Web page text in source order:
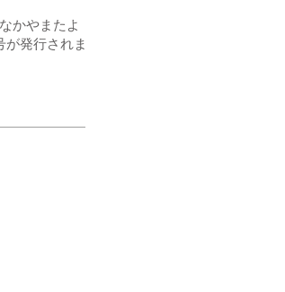
かやまたよ
発行されま